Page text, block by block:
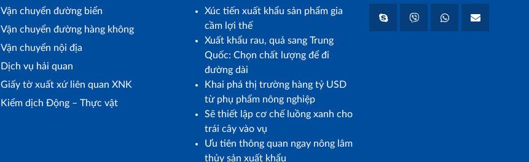
Vận chuyển đường biển
Vận chuyển đường hàng không
Vận chuyển nội địa
Dịch vụ hải quan
Giấy tờ xuất xứ liên quan XNK
Kiểm dịch Động – Thực vật
Xúc tiến xuất khẩu sản phẩm gia
cầm lợi thế
Xuất khẩu rau, quả sang Trung
Quốc: Chọn chất lượng để đi
đường dài
Khai phá thị trường hàng tỷ USD
từ phụ phẩm nông nghiệp
Sẽ thiết lập cơ chế luồng xanh cho
trái cây vào vụ
Ưu tiên thông quan ngay nông lâm
thủy sản xuất khẩu